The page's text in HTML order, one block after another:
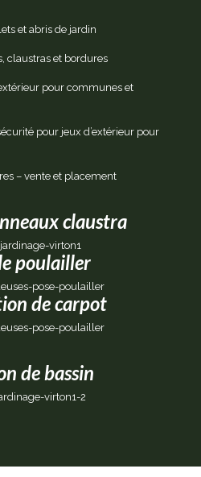
et abris de jardin
claustras et bordures
pour communes et
pour jeux d’extérieur pour
– vente et placement
claustra
poulailler
de carpot
de bassin